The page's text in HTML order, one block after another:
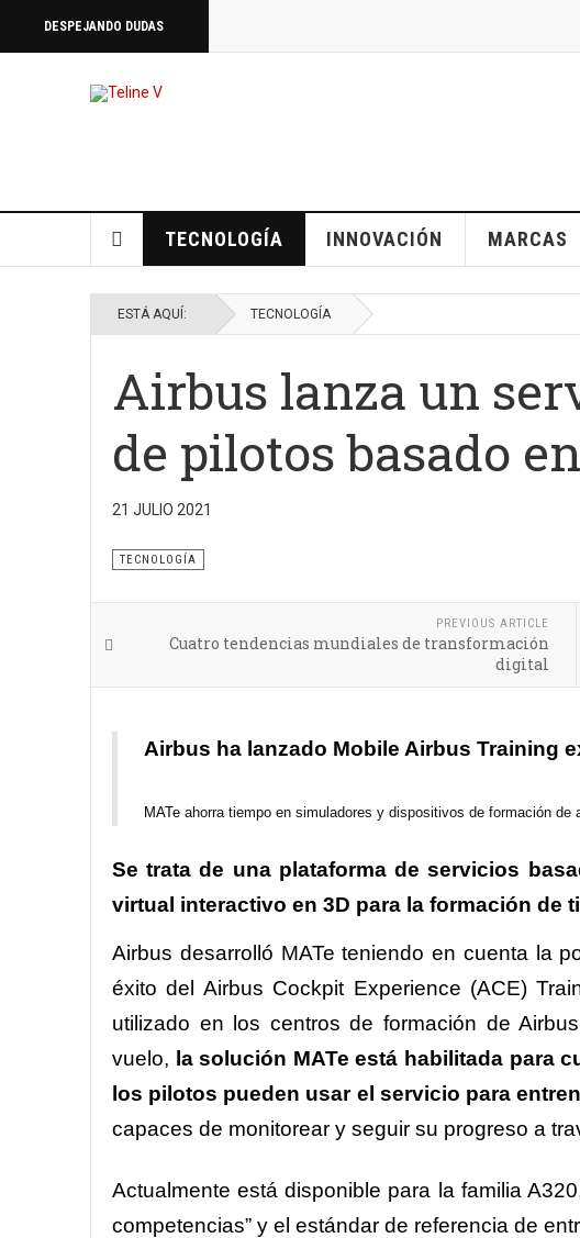
DESPEJANDO DUDAS
TECNOLOGÍA INNOVACIÓN MARCAS
ESTÁ AQUÍ: TECNOLOGÍA
Airbus lanza un
de pilotos basado
21 JULIO 2021
TECNOLOGÍA
PREVIOUS ARTICLE
Cuatro tendencias mundiales de transformación
digital
Airbus ha lanzado Mobile Airbus Training
MATe ahorra tiempo en simuladores y dispositivos de formación de
Se trata de una plataforma de servicios
virtual interactivo en 3D para la formación de
Airbus desarrolló MATe teniendo en cuenta la
éxito del Airbus Cockpit Experience (ACE)
utilizado en los centros de formación de
vuelo, la solución MATe está habilitada para
los pilotos pueden usar el servicio para
capaces de monitorear y seguir su progreso a
Actualmente está disponible para la familia
competencias” y el estándar de referencia de